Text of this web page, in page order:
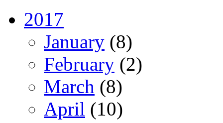
2017
January (8)
February (2)
March (8)
April (10)